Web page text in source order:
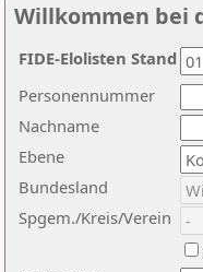
Willkommen bei
Nachname
Ebene
Personennummer
Bundesland
Spgem./Kreis/Verein
FIDE-Elolisten Stand